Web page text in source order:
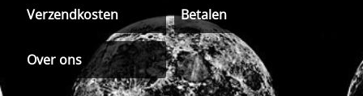
Verzendkosten Betalen
Over ons